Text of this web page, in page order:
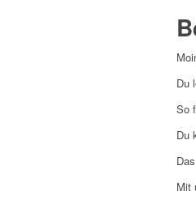
Du
So
Du
Mit